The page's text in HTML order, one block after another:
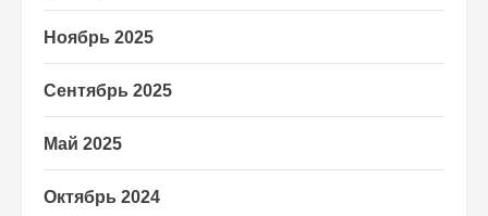
Ноябрь 2025
Сентябрь 2025
Май 2025
Октябрь 2024